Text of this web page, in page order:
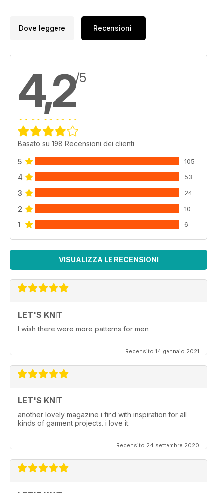
Dove leggere Recensioni
4,2/5
Basato su 198 Recensioni dei clienti
5 105
4 53
3 24
2 10
1 6
VISUALIZZA LE RECENSIONI
LET'S KNIT
I wish there were more patterns for men
Recensito 14 gennaio 2021
LET'S KNIT
another lovely magazine i find with inspiration for all
kinds of garment projects. i love it.
Recensito 24 settembre 2020